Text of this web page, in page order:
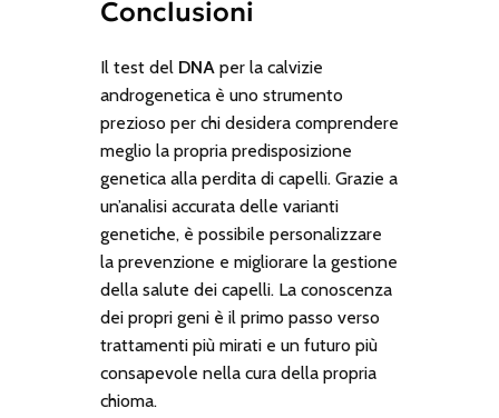
Conclusioni
Il test del DNAper la calvizie
androgenetica è uno strumento
prezioso per chi desidera comprendere
meglio la propria predisposizione
genetica alla perdita di capelli. Grazie a
un’analisi accurata delle varianti
genetiche, è possibile personalizzare
la prevenzione e migliorare la gestione
della salute dei capelli. La conoscenza
dei propri geni è il primo passo verso
trattamenti più mirati e un futuro più
consapevole nella cura della propria
chioma.